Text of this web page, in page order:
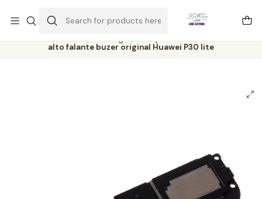
Home Catálogo
Componentes
alto falante buzer original Huawei P30 lite